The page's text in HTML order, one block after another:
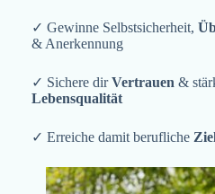
✓ Gewinne Selbstsicherheit,
& Anerkennung
✓ Sichere dirVertrauen &
Lebensqualität
✓ Erreiche damit berufliche